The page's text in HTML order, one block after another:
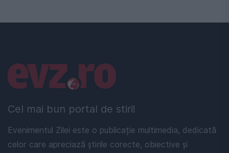
Cel mai bun portal de stiri!
Evenimentul Zilei este o publicație multimedia, dedicată
celor care apreciază știrile corecte, obiective și
Linkuri utile